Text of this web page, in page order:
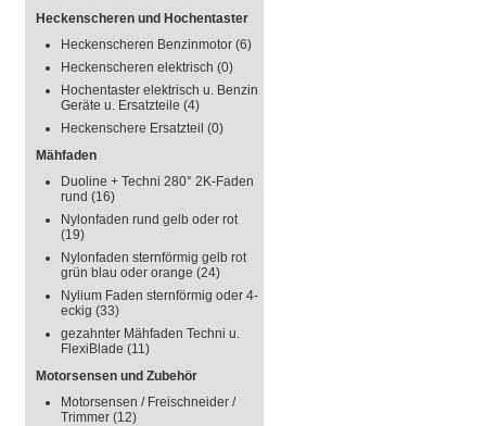
Heckenscheren und Hochentaster
Heckenscheren Benzinmotor (6)
Heckenscheren elektrisch (0)
Hochentaster elektrisch u. Benzin
Geräte u. Ersatzteile (4)
Heckenschere Ersatzteil (0)
Mähfaden
Duoline + Techni 280° 2K-Faden
rund (16)
Nylonfaden rund gelb oder rot
(19)
Nylonfaden sternförmig gelb rot
grün blau oder orange (24)
Nylium Faden sternförmig oder 4-
eckig (33)
gezahnter Mähfaden Techni u.
FlexiBlade (11)
Motorsensen und Zubehör
Motorsensen / Freischneider /
Trimmer (12)